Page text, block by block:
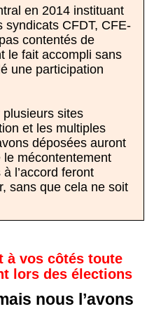
en 2014 instituant
syndicats CFDT, CFE-
contentés de
le fait accompli sans
une participation
sites
et les multiples
déposées auront
mécontentement
l’accord feront
sans que cela ne soit
à vos côtés toute
lors des élections
nous l’avons